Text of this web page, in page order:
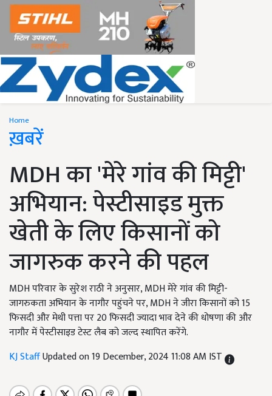
Home
ख़बरें
MDH का 'मेरे गांव की मिट्टी'
अभियान: पेस्टीसाइड मुक्त
खेती के लिए किसानों को
जागरुक करने की पहल
MDH परिवार के सुरेश राठी ने अनुसार, MDH मेरे गांव की मिट्टी-
जागरुकता अभियान के नागौर पहुंचने पर, MDH ने जीरा किसानों को 15
फिसदी और मेथी पत्ता पर 20 फिसदी ज्यादा भाव देने की धोषणा की और
नागौर में पेस्टीसाइड टेस्ट लैब को जल्द स्थापित करेंगे.
KJ StaffUpdated on 19 December, 2024 11:08 AM IST